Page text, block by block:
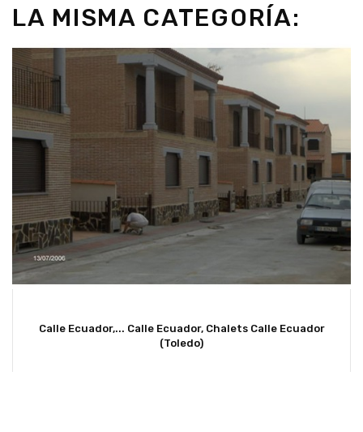
LA MISMA CATEGORÍA:
Calle Ecuador,... Calle Ecuador, Chalets Calle Ecuador
(Toledo)